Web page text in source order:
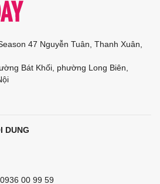
47 Nguyễn Tuân, Thanh Xuân,
Bát Khối, phường Long Biên,
DUNG
00 99 59